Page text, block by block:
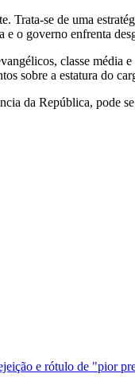
Trata-se de uma
o governo enfrenta
classe
sobre a estatura do
da República, pode
e rótulo de "pior